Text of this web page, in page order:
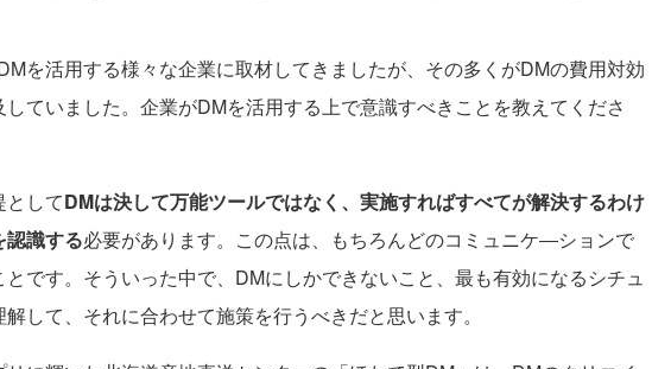
を活用する様々な企業に取材してきましたが、その多くがDMの費用対効
ていました。企業がDMを活用する上で意識すべきことを教えてくださ
としてDMは決して万能ツールではなく、実施すればすべてが解決するわけ
認識する必要があります。この点は、もちろんどのコミュニケ―ションで
とです。そういった中で、DMにしかできないこと、最も有効になるシチュ
して、それに合わせて施策を行うべきだと思います。